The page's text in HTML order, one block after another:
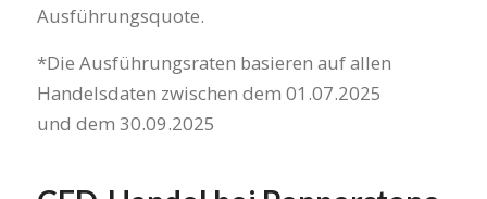
Ausführungsquote.
*Die Ausführungsraten basieren auf allen
Handelsdaten zwischen dem 01.07.2025
und dem 30.09.2025